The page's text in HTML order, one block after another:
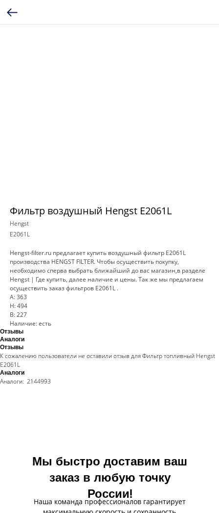
Фильтр воздушный Hengst E2061L
Hengst
E2061L
Hengst-filter.ru предлагает купить воздушный фильтр E2061L
производства HENGST FILTER. Чтобы осуществить покупку,
необходимо сперва выбрать ближайший до вас магазин,в разделе
Hengst | Где купить, далее наличие и цены. Так же мы предлагаем
осуществить заказ фильтров E2061L .
A: 363
H: 494
B: 227
Наличие: есть
Отзывы
Аналоги
Отзывы
К сожалению пользователи не оставили отзыв для Фильтр топливный Hengst
E2061L
Аналоги
Аналоги: 2144993
Мы быстро доставим ваш
заказ в любую точку
России!
Наша команда профессионалов гарантирует